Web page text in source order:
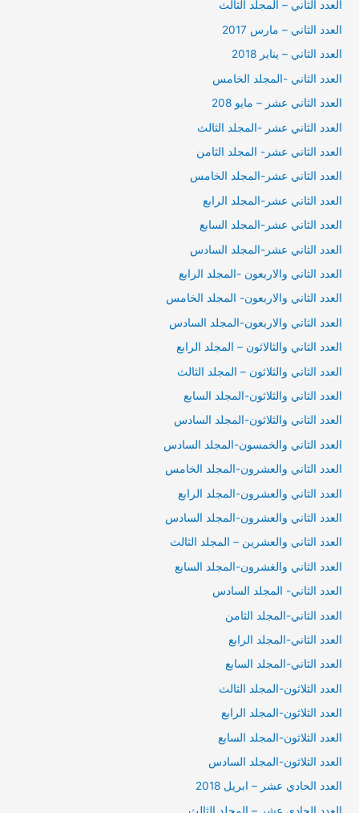
العدد الثاني – المجلد الثالث
العدد الثاني – مارس 2017
العدد الثاني – يناير 2018
العدد الثاني -المجلد الخامس
العدد الثاني عشر – مايو 208
العدد الثاني عشر -المجلد الثالث
العدد الثاني عشر- المجلد الثامن
العدد الثاني عشر-المجلد الخامس
العدد الثاني عشر-المجلد الرابع
العدد الثاني عشر-المجلد السابع
العدد الثاني عشر-المجلد السادس
العدد الثاني والاربعون -المجلد الرابع
العدد الثاني والاربعون- المجلد الخامس
العدد الثاني والاربعون-المجلد السادس
العدد الثاني والثالاثون – المجلد الرابع
العدد الثاني والثلاثون – المجلد الثالث
العدد الثاني والثلاثون-المجلد السابع
العدد الثاني والثلاثون-المجلد السادس
العدد الثاني والخمسون-المجلد السادس
العدد الثاني والعشرون-المجلد الخامس
العدد الثاني والعشرون-المجلد الرابع
العدد الثاني والعشرون-المجلد السادس
العدد الثاني والعشرين – المجلد الثالث
العدد الثاني والغشرون-المجلد السابع
العدد الثاني- المجلد السادس
العدد الثاني-المجلد الثامن
العدد الثاني-المجلد الرابع
العدد الثاني-المجلد السابع
العدد الثلاثون-المجلد الثالث
العدد الثلاثون-المجلد الرابع
العدد الثلاثون-المجلد السابع
العدد الثلاثون-المجلد السادس
العدد الحادي عشر – ابريل 2018